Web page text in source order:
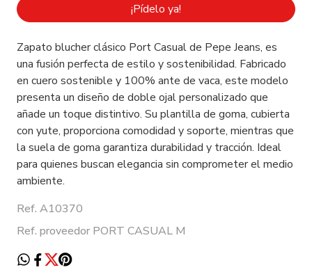
¡Pídelo ya!
Zapato blucher clásico Port Casual de Pepe Jeans, es
una fusión perfecta de estilo y sostenibilidad. Fabricado
en cuero sostenible y 100% ante de vaca, este modelo
presenta un diseño de doble ojal personalizado que
añade un toque distintivo. Su plantilla de goma, cubierta
con yute, proporciona comodidad y soporte, mientras que
la suela de goma garantiza durabilidad y tracción. Ideal
para quienes buscan elegancia sin comprometer el medio
ambiente.
Ref. A10370
Ref. proveedor PORT CASUAL M